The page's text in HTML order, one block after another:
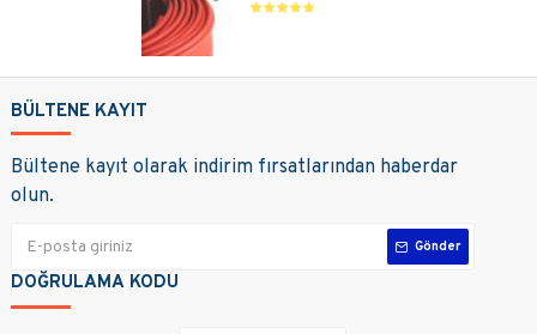
BÜLTENE KAYIT
Bültene kayıt olarak indirim fırsatlarından haberdar
olun.
Gönder
DOĞRULAMA KODU